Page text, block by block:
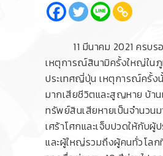
11 มีนาคม 2021 ครบรอ
เหตุการณ์สินามิครั้งใหญ่ใน
ประเทศญี่ปุ่น เหตุการณ์ครั้ง
มากเสียชีวิตและสูญหาย บ้าน
ทรัพย์สินเสียหายเป็นจำนวน
เศร้าโศกและเจ็บปวดให้กับผู้
และผู้ใหญ่รวมถึงผู้คนทั่วโลก